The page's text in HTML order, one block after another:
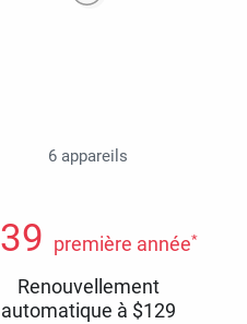
6 appareils
39 première année*
Renouvellement
automatique à $129